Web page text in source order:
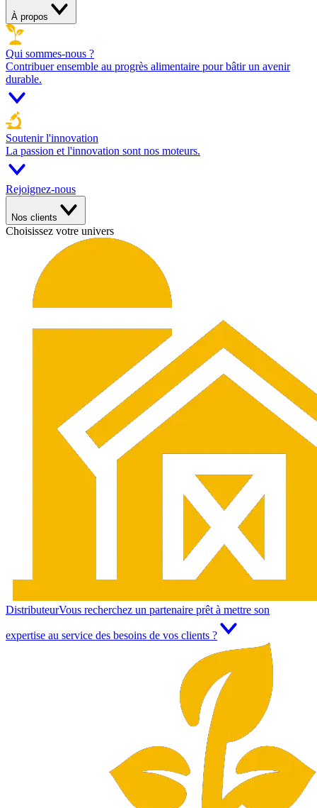
À propos
Qui sommes-nous ?
Contribuer ensemble au progrès alimentaire pour bâtir un avenir
durable.
Soutenir l'innovation
La passion et l'innovation sont nos moteurs.
Rejoignez-nous
Nos clients
Choisissez votre univers
DistributeurVous recherchez un partenaire prêt à mettre son
expertise au service des besoins de vos clients ?